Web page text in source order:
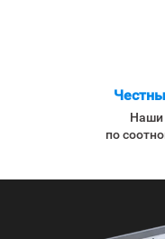
Наши
по